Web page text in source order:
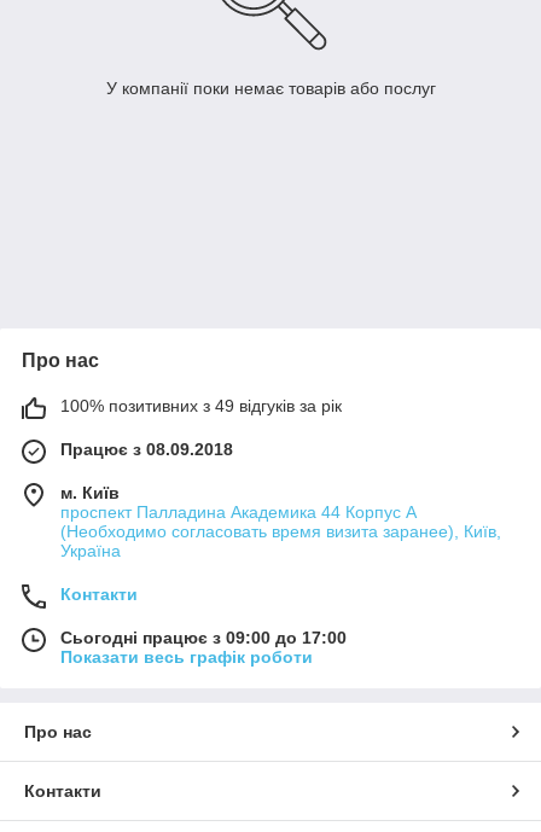
У компанії поки немає товарів або послуг
Про нас
100% позитивних з 49 відгуків за рік
Працює з 08.09.2018
м. Київ
проспект Палладина Академика 44 Корпус А
(Необходимо согласовать время визита заранее), Київ,
Україна
Контакти
Сьогодні працює з 09:00 до 17:00
Показати весь графік роботи
Про нас
Контакти